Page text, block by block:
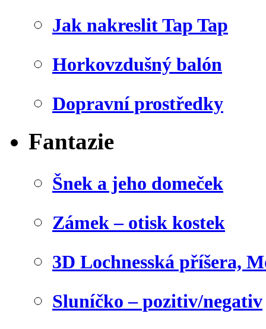
Jak nakreslit Tap Tap
Horkovzdušný balón
Dopravní prostředky
Fantazie
Šnek a jeho domeček
Zámek – otisk kostek
3D Lochnesská příšera,
Sluníčko – pozitiv/negativ